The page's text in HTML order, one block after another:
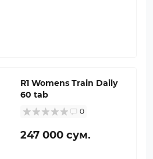
R1 Womens Train Daily
60 tab
0
247 000 сум.